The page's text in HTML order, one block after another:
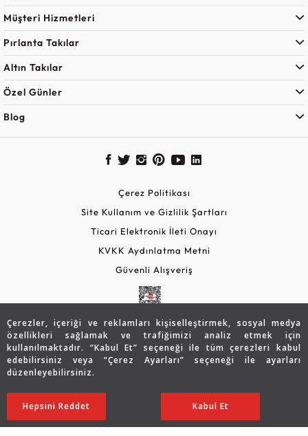
Çerezler, içeriği ve reklamları kişiselleştirmek, sosyal medya
özellikleri sağlamak ve trafiğimizi analiz etmek için
kullanılmaktadır. “Kabul Et” seçeneği ile tüm çerezleri kabul
edebilirsiniz veya “Çerez Ayarları” seçeneği ile ayarları
düzenleyebilirsiniz.
Ayarları Düzenle
Hepsini Reddet Kabul Et
25.682 TL
17.978TL SATIN ALIN
Müşteri Hizmetleri
Pırlanta Takılar
Altın Takılar
Özel Günler
Blog
Çerez Politikası
Site Kullanım ve Gizlilik Şartları
Ticari Elektronik İleti Onayı
KVKK Aydınlatma Metni
Güvenli Alışveriş
Copyright © 2026 Assos Pırlanta - Bu sitenin tüm hakları